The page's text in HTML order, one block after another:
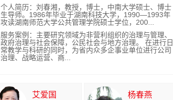
个人简历：余永富院士1956年毕业于中南矿冶学院选矿
系，1956年分配到长沙矿冶院工作，现任长沙矿冶院教
授级高工、博士生导师，1995年5月当选为中国...
服务案例：2000年后，针对我国铁矿山铁精矿质量差，
影响高炉炼铁效益的现状，研究提出我国铁矿山选矿当
前应以提高铁精矿质量（提铁降硅）为发展方向，使我
国铁矿山选矿出现了新局...
个人简历：享受国务院政府特殊津贴专家。湖南华菱湘
潭钢铁有限公司焊接顾问，湖南省焊接协会监事长，党
的十五大代表，第七届全国人大代表。
服务案例：主持了焊接领域的诸多重大攻关任务。支援
首都钢铁公司制氧机安装，推动中厚板X形坡口对接埋弧
焊工艺创新，帮助解决我国某大型设备0.2平方米紫铜导
板上密集施焊难题。 ...
个人简历：杨春燕研究员，广东工业大学可拓学与创新
方法研究所所长，中国人工智能学会可拓学专业委员会
主任，中国人工智能学会常务理事，广东省未来预测研
究会副...
服务案例：杨教授多次为广东省内外企业讲授可拓学在
产品创新发明、企业创新创造的实际应用与理论知识，
为企业带来了发明创造与产品变革的好方法、好技能，
个人简历：蔡文老师，研究员，教授、博导。1964年毕
业于中山大学。蔡教授毕生研究并开创了中国人自己的
学科《可拓学》。
服务案例：近几年，蔡文教授带领可拓学讲师团队，将
可拓学广泛应用与产业创新与产品发明与创造方面，把
可拓学从纯学术范畴，带到企业、带给社会，为广大发
明创造者，提供了一整套有益...
个人简历：教育经历(Education) 华南理工大学工商管理
学院，管理科学与工程，博士，2008.06 中南工业大学
工商管理学院，管理科学...
服务案例：项目 [1] 2015.08-2016.08，企业委托项目
“广东省中山物资集团公司发展战略”，主要参加者。 [2]
2014.08-20...
个人简历：唐英凯教授具有多年企业管理咨询与资本运
作实操经验，早年任职于海通证券西南分公司、深圳同
创伟业创业投资有限公司（国内第一批私募基金管理公
司），...
服务案例：唐教授为国内众多企业、上市公司进行PE、
金融资本的管理咨询与专题指导工作；同时为众多拟上
市公司进行股权设计的专题知识演讲与课题研究。
个人简历：中南大学公共管理学院党委书记 教授 博导
服务案例：为众多省内外企业、事业单位、政府机关进
行课题研究、咨询、公益性服务。
个人简历：刘春湘，教授，博士，中南大学硕士、博士
生导师。1986年毕业于湖南科技大学，1990—1993年
攻读湖南师范大学公共管理学院硕士学位，200...
服务案例：主要研究领域为非营利组织的治理与管理、
政府治理与社会保障，公民社会与地方治理。 在进行日
常教学与科研的同时，为省内众多企事业单位进行公司
治理、战略运营、商...
个人简历：中南大学商学院高层管理教育中心主任、教
授、博士、博士后、博士生导师，美国Duke
University、University of Hous...
服务案例：中国证券监督管理委员会湖南监管局、湖南
省国有资产监督管理委员会、中国电信湖南省公司、湖
南中烟、华盛集团等多家国企战略管理咨询与企业内
训。
艾爱国 杨春燕